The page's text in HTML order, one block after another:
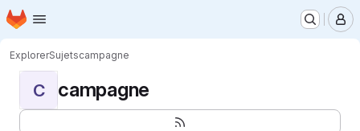
Passer au contenu principal
Page d'accueil
ExplorerSujetscampagne
C campagne